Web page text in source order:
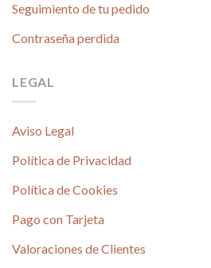
Seguimiento de tu pedido
Contraseña perdida
LEGAL
Aviso Legal
Política de Privacidad
Política de Cookies
Pago con Tarjeta
Valoraciones de Clientes